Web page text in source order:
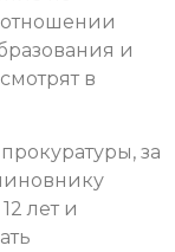
и
в
за
лет и